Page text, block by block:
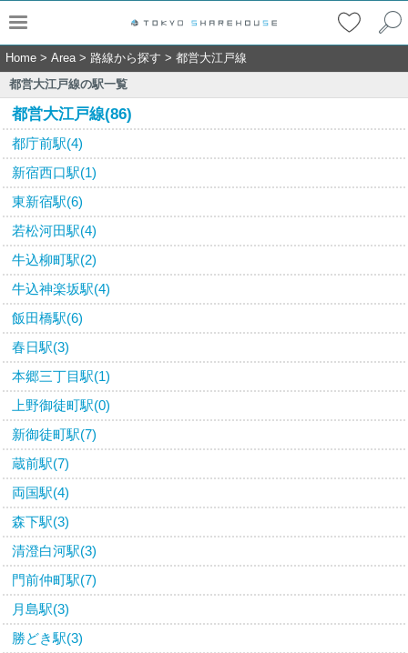
Home > Area> 路線から探す > 都営大江戸線
都営大江戸線の駅一覧
都営大江戸線(86)
都庁前駅(4)
新宿西口駅(1)
東新宿駅(6)
若松河田駅(4)
牛込柳町駅(2)
牛込神楽坂駅(4)
飯田橋駅(6)
春日駅(3)
本郷三丁目駅(1)
上野御徒町駅(0)
新御徒町駅(7)
蔵前駅(7)
両国駅(4)
森下駅(3)
清澄白河駅(3)
門前仲町駅(7)
月島駅(3)
勝どき駅(3)